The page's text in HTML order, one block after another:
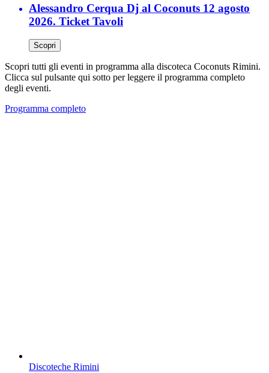
Alessandro Cerqua Dj al Coconuts 12 agosto
2026. Ticket Tavoli
Scopri
Scopri tutti gli eventi in programma alla discoteca Coconuts Rimini.
Clicca sul pulsante qui sotto per leggere il programma completo
degli eventi.
Programma completo
Discoteche Rimini